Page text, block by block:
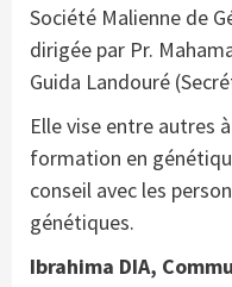
Société Malienne de
dirigée par Pr.
Guida Landouré
Elle vise entre autres
formation en
conseil avec les
génétiques.
Ibrahima DIA,